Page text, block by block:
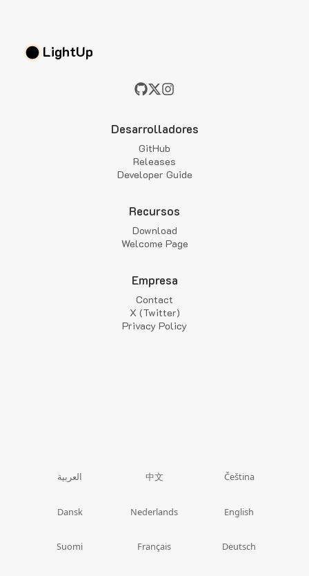
LightUp
Desarrolladores
GitHub
Releases
Developer Guide
Recursos
Download
Welcome Page
Empresa
Contact
X (Twitter)
Privacy Policy
العربية 中文 Čeština
Dansk Nederlands English
Suomi Français Deutsch